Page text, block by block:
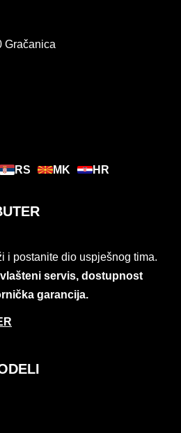
Gračanica
RS MK HR
i postanite dio uspješnog tima.
servis, dostupnost
garancija.